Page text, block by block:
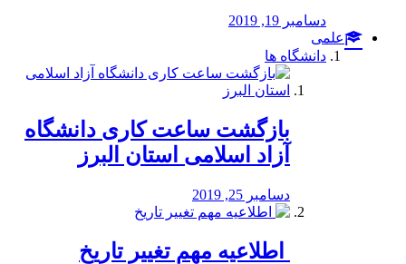
دسامبر 19, 2019
علمی
دانشگاه ها
بازگشت ساعت کاری دانشگاه
آزاد اسلامی استان البرز
دسامبر 25, 2019
️ اطلاعیه مهم تغییر تاریخ